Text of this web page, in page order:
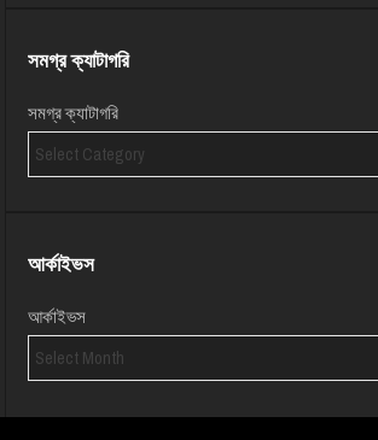
সমগ্র ক্যাটাগরি
সমগ্র ক্যাটাগরি
আর্কাইভস
আর্কাইভস